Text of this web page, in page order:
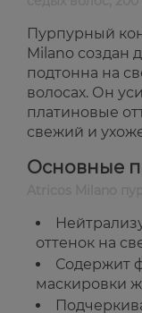
Пурпурный
Milano создан
подтонна на
волосах. Он
платиновые
свежий и
Основные
оттенок на
Содержит
маскировки